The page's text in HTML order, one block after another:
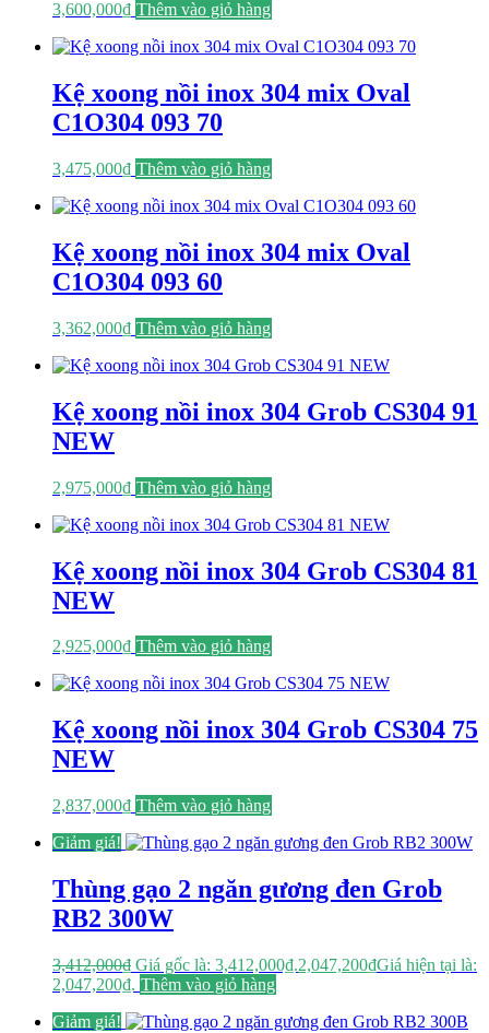
3,600,000₫ Thêm vào giỏ hàng
Kệ xoong nồi inox 304 mix Oval
C1O304 093 70
3,475,000₫ Thêm vào giỏ hàng
Kệ xoong nồi inox 304 mix Oval
C1O304 093 60
3,362,000₫ Thêm vào giỏ hàng
Kệ xoong nồi inox 304 Grob CS304 91
NEW
2,975,000₫ Thêm vào giỏ hàng
Kệ xoong nồi inox 304 Grob CS304 81
NEW
2,925,000₫ Thêm vào giỏ hàng
Kệ xoong nồi inox 304 Grob CS304 75
NEW
2,837,000₫ Thêm vào giỏ hàng
Giảm giá!
Thùng gạo 2 ngăn gương đen Grob
RB2 300W
3,412,000₫ Giá gốc là: 3,412,000₫.2,047,200₫Giá hiện tại là:
2,047,200₫. Thêm vào giỏ hàng
Giảm giá!